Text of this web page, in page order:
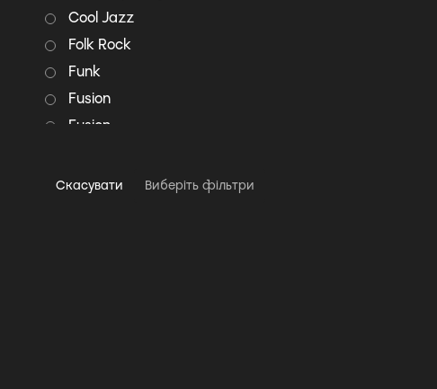
Cool Jazz
Folk Rock
Funk
Fusion
Fusion
Jazz
Скасувати Виберіть фільтри